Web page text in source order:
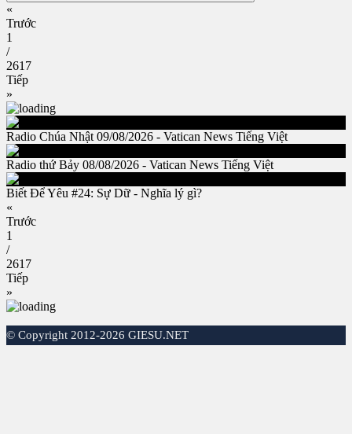
«
Trước
1
/
2617
Tiếp
»
Radio Chúa Nhật 09/08/2026 - Vatican News Tiếng Việt
Radio thứ Bảy 08/08/2026 - Vatican News Tiếng Việt
Biết Để Yêu #24: Sự Dữ - Nghĩa lý gì?
«
Trước
1
/
2617
Tiếp
»
© Copyright 2012-2026 GIESU.NET